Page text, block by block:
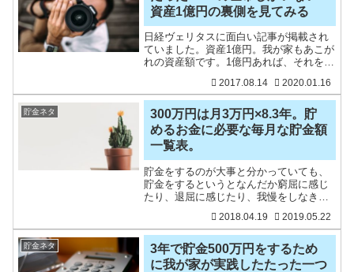
資産1億円の裏側を見てみる
日経ヴェリタスに面白い記事が掲載され
ていました。資産1億円。我が家もあこが
れの資産額です。1億円あれば、それをす
で、不労所得が300万円／年間あります
（税引き前）。その1億円以上を持つ人は
どんな人なのでし
2017.08.14 2020.01.16
貯金ネタ
300万円は月3万円×8.3年。貯
めるお金に必要な毎月な貯金額
一覧表。
貯金をするのが大事と分かっていても、
貯金をするというとなんだか窮屈に感じ
たり、退屈に感じたり、我慢をしなきゃ
なイメージも出てしまうこともありま
す。節約をすることは大事なことだし、
そうしないとなかなか貯金を
2018.04.19 2019.05.22
貯金ネタ
3年で貯金500万円をするため
に我が家が実践したたった一つ